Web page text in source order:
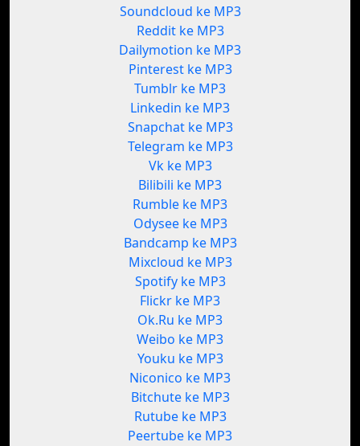
Soundcloud ke MP3
Reddit ke MP3
Dailymotion ke MP3
Pinterest ke MP3
Tumblr ke MP3
Linkedin ke MP3
Snapchat ke MP3
Telegram ke MP3
Vk ke MP3
Bilibili ke MP3
Rumble ke MP3
Odysee ke MP3
Bandcamp ke MP3
Mixcloud ke MP3
Spotify ke MP3
Flickr ke MP3
Ok.Ru ke MP3
Weibo ke MP3
Youku ke MP3
Niconico ke MP3
Bitchute ke MP3
Rutube ke MP3
Peertube ke MP3